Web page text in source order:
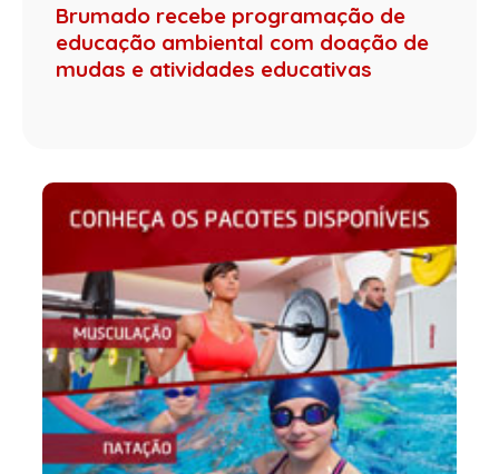
Brumado recebe programação de
educação ambiental com doação de
mudas e atividades educativas